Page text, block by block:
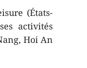
(États-
activités
Hoi An